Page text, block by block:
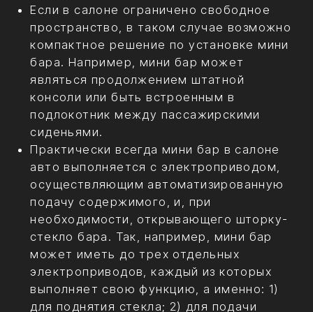
искриться напитки и хрусталь бокалов.
Изнутри мини бар в машине может быть
отделан алькантарой и деревом.
Скрытый миниатюрный охлаждающий
элемент быстро остудит напитки до
нужной температуры.
По желанию клиента, внешний дизайн
автомобильного мини бара может, как
привлекать внимание, так и быть
скромно замаскированным под общее
стилистическое решение интерьера
салона. Мини бар в автомобиле может
быть небольшим и рассчитанным на
размещение одной бутылки воды или
алкогольного напитка и пары бокалов,
или же представлять собой настоящий
мини-погребок крепких алкогольных
напитков, так сказать, на все случаи